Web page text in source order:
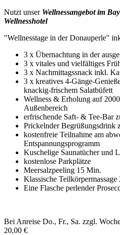
Nutzt unser Wellnessangebot im
Wellnesshotel
"Wellnesstage in der Donauperle"
3 x Übernachtung in der
3 x vitales und vielfältiges
3 x Nachmittagssnack inkl.
3 x kreatives 4-Gänge-
knackig-frischem Salatbüfett
Wellness & Erholung auf
Außenbereich
erfrischende Saft- & Tee-Bar
Prickelnder Begrüßungsdrink
kostenfreie Teilnahme am
Entspannungsprogramm
Kuschelige Saunatücher und
kostenlose Parkplätze
Meersalzpeeling 15 Min.
Klassische
Eine Flasche perlender
Bei Anreise Do., Fr., Sa. zzgl.
20,00 €